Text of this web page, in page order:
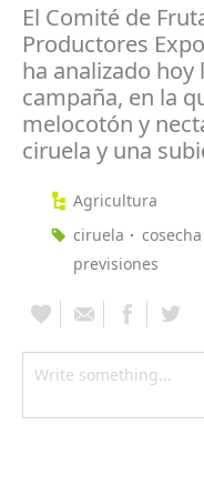
El Comité de
Productores
ha analizado
campaña, en la
melocotón y
ciruela y una
Agricultura
ciruela
cosecha
previsiones